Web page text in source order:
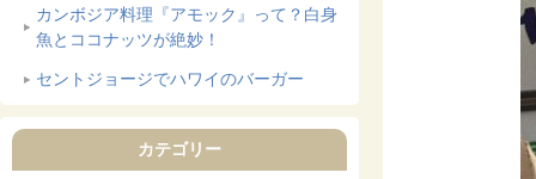
カンボジア料理『アモック』って？白身
魚とココナッツが絶妙！
セントジョージでハワイのバーガー
カテゴリー